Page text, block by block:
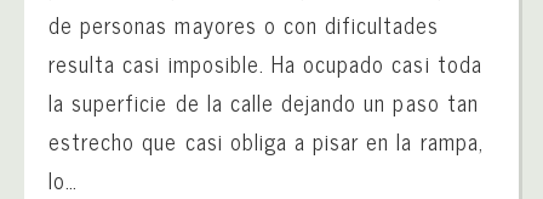
de personas mayores o con dificultades
resulta casi imposible. Ha ocupado casi toda
la superficie de la calle dejando un paso tan
estrecho que casi obliga a pisar en la rampa,
lo…